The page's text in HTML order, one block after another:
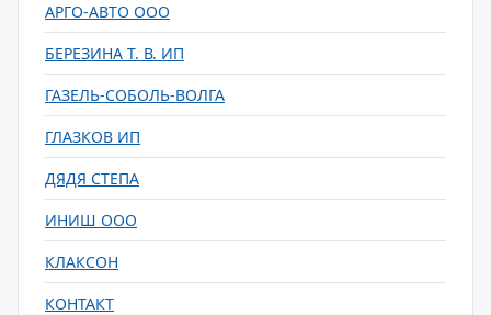
АРГО-АВТО ООО
БЕРЕЗИНА Т. В. ИП
ГАЗЕЛЬ-СОБОЛЬ-ВОЛГА
ГЛАЗКОВ ИП
ДЯДЯ СТЕПА
ИНИШ ООО
КЛАКСОН
КОНТАКТ